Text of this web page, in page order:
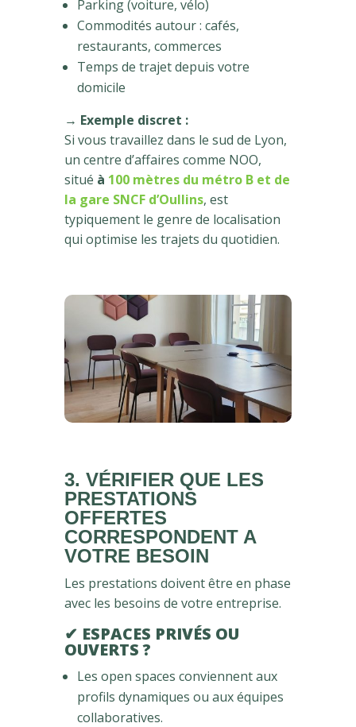
Parking (voiture, vélo)
Commodités autour : cafés,
restaurants, commerces
Temps de trajet depuis votre
domicile
→ Exemple discret :
Si vous travaillez dans le sud de Lyon,
un centre d’affaires comme NOO,
situé à 100 mètres du métro B et de
la gare SNCF d’Oullins, est
typiquement le genre de localisation
qui optimise les trajets du quotidien.
3. VÉRIFIER QUE LES
PRESTATIONS
OFFERTES
CORRESPONDENT A
VOTRE BESOIN
Les prestations doivent être en phase
avec les besoins de votre entreprise.
✔ ESPACES PRIVÉS OU
OUVERTS ?
Les open spaces conviennent aux
profils dynamiques ou aux équipes
collaboratives.